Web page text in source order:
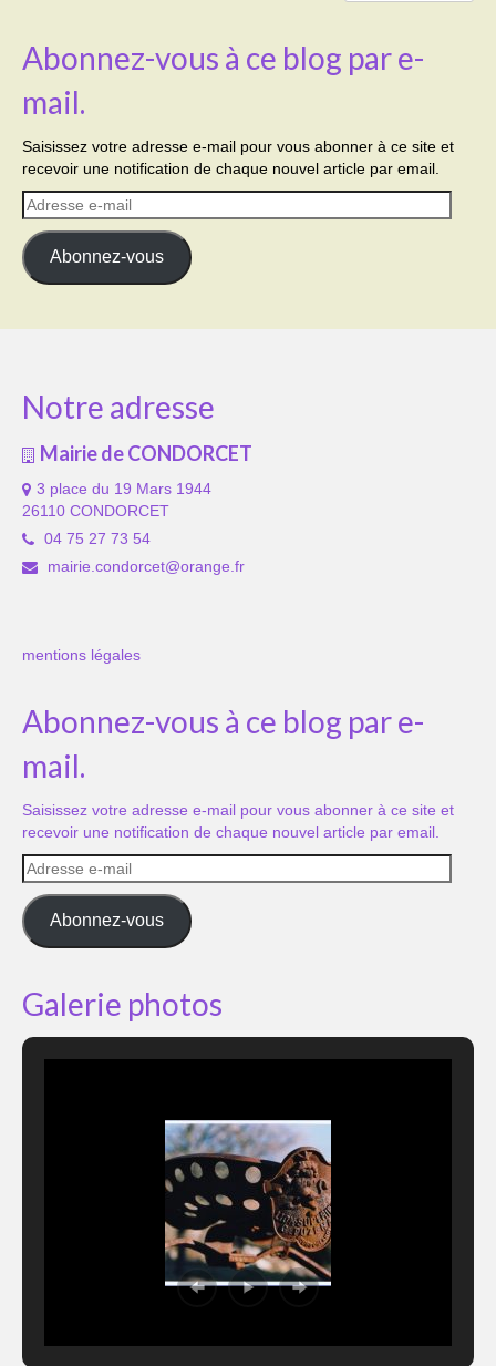
Abonnez-vous à ce blog par e-
mail.
Saisissez votre adresse e-mail pour vous abonner à ce site et
recevoir une notification de chaque nouvel article par email.
Adresse
e-
mail
Abonnez-vous
Notre adresse
Mairie de CONDORCET
3 place du 19 Mars 1944
26110 CONDORCET
04 75 27 73 54
mairie.condorcet@orange.fr
mentions légales
Abonnez-vous à ce blog par e-
mail.
Saisissez votre adresse e-mail pour vous abonner à ce site et
recevoir une notification de chaque nouvel article par email.
Adresse
e-
mail
Abonnez-vous
Galerie photos